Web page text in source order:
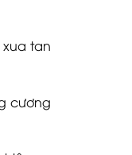
tan
cương